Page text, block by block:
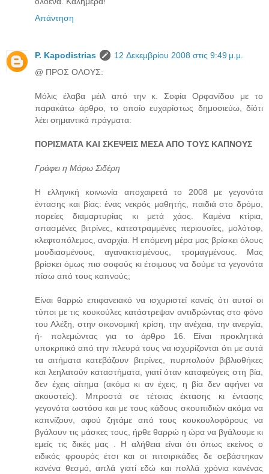
Απάντηση
P. Kapodistrias
12 Δεκεμβρίου 2008 στις 9:49 μ.μ.
@ ΠΡΟΣ ΟΛΟΥΣ:
Μόλις έλαβα μέιλ από την κ. Σοφία Ορφανίδου με το
παρακάτω άρθρο, το οποίο ευχαρίστως δημοσιεύω, δίότι
λέει σημαντικά πράγματα:
ΠΟΡΙΣΜΑΤΑ ΚΑΙ ΣΚΕΨΕΙΣ ΜΕΣΑ ΑΠΟ ΤΟΥΣ ΚΑΠΝΟΥΣ
Γράφει η Μάρω Σιδέρη
Η ελληνική κοινωνία αποχαιρετά το 2008 με γεγονότα
έντασης και βίας: ένας νεκρός μαθητής, παιδιά στο δρόμο,
πορείες διαμαρτυρίας κι μετά χάος. Καμένα κτίρια,
σπασμένες βιτρίνες, κατεστραμμένες περιουσίες, μολότοφ,
κλεφτοπόλεμος, αναρχία. Η επόμενη μέρα μας βρίσκει όλους
μουδιασμένους, αγανακτισμένους, τρομαγμένους. Μας
βρίσκει όμως πιο σοφούς κι έτοιμους να δούμε τα γεγονότα
πίσω από τους καπνούς;
Είναι θαρρώ επιφανειακό να ισχυριστεί κανείς ότι αυτοί οι
τύποι με τις κουκούλες κατάστρεψαν αντιδρώντας στο φόνο
του Αλέξη, στην οικονομική κρίση, την ανέχεια, την ανεργία,
ή- πολεμώντας για το άρθρο 16. Είναι προκλητικά
υποκριτικό από την πλευρά τους να ισχυρίζονται ότι με αυτά
τα αιτήματα κατεβάζουν βιτρίνες, πυρπολούν βιβλιοθήκες
και λεηλατούν καταστήματα, γιατί όταν καταφεύγεις στη βία,
δεν έχεις αίτημα (ακόμα κι αν έχεις, η βία δεν αφήνει να
ακουστείς). Μπροστά σε τέτοιας έκτασης κι έντασης
γεγονότα ωστόσο και με τους κάδους σκουπιδιών ακόμα να
καπνίζουν, αφού ζητάμε από τους κουκουλοφόρους να
βγάλουν τις μάσκες τους, ήρθε θαρρώ η ώρα να βγάλουμε κι
εμείς τις δικές μας . Η αλήθεια είναι ότι όπως εκείνος ο
ειδικός φρουρός έτσι και οι πιτσιρικάδες δε σεβάστηκαν
κανένα θεσμό, απλά γιατί εδώ και πολλά χρόνια κανένας